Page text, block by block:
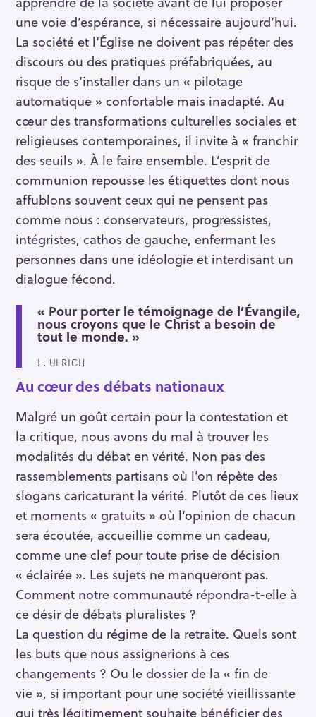
une voie d’espérance, si nécessaire aujourd’hui.
La société et l’Église ne doivent pas répéter des
discours ou des pratiques préfabriquées, au
risque de s’installer dans un « pilotage
automatique » confortable mais inadapté. Au
cœur des transformations culturelles sociales et
religieuses contemporaines, il invite à « franchir
des seuils ». À le faire ensemble. L’esprit de
communion repousse les étiquettes dont nous
affublons souvent ceux qui ne pensent pas
comme nous : conservateurs, progressistes,
intégristes, cathos de gauche, enfermant les
personnes dans une idéologie et interdisant un
dialogue fécond.
« Pour porter le témoignage de l’Évangile,
nous croyons que le Christ a besoin de
tout le monde. »
L. ULRICH
Au cœur des débats nationaux
Malgré un goût certain pour la contestation et
la critique, nous avons du mal à trouver les
modalités du débat en vérité. Non pas des
rassemblements partisans où l’on répète des
slogans caricaturant la vérité. Plutôt de ces lieux
et moments « gratuits » où l’opinion de chacun
sera écoutée, accueillie comme un cadeau,
comme une clef pour toute prise de décision
« éclairée ». Les sujets ne manqueront pas.
Comment notre communauté répondra-t-elle à
ce désir de débats pluralistes ?
La question du régime de la retraite. Quels sont
les buts que nous assignerions à ces
changements ? Ou le dossier de la « fin de
vie », si important pour une société vieillissante
qui très légitimement souhaite bénéficier des